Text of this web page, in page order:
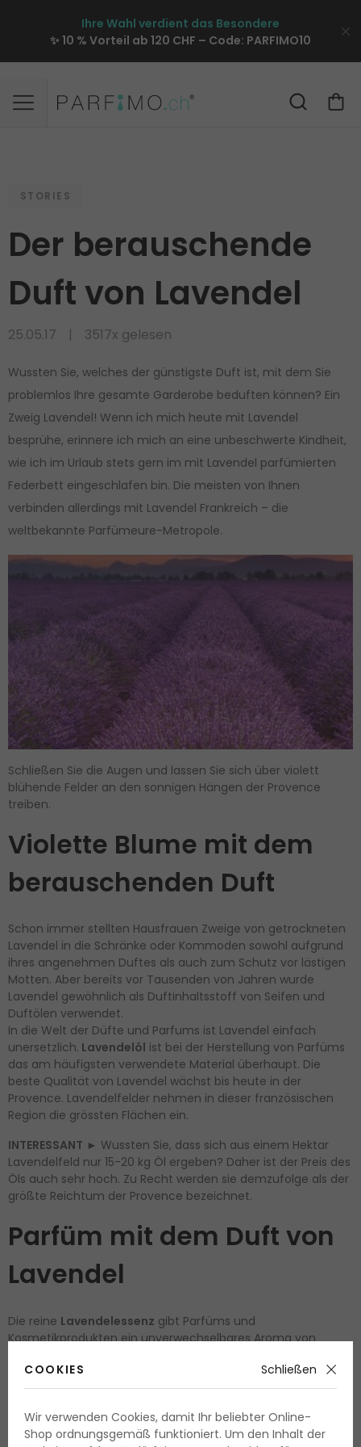
Ihre Wahl verdient das Besondere
✨ 10 % Vorteil ab 120 CHF – Code: PARFIMO10
STORIES
Der berauschende
Duft von Lavendel
25.05.17 3517x gelesen
Wussten Sie, welches der günstigste Duft ist, mit dem Sie
problemlos Ihre gesamte Garderobe beduften können? Ein
Zweig Lavendel! Wenn ich mich heute mit Lavendel
besprühe, erinnere ich mich an eine unbeschwerte Kindheit,
wie ich im Urlaub stets gern im mit Lavendel parfümierten
Federbett eingeschlafen bin. Die meisten von Ihnen
verbinden allerdings mit Lavendel Frankreich – die
weltbekannte Parfümeure-Metropole.
Schließen Sie die Augen und lassen Sie sich über violett
blühende Felder an den sonnigen Hängen der Provence
treiben.
Violette Blume mit dem
berauschenden Duft
Schon immer stellten Hausfrauen Zweige von getrockneten
Lavendel in die Schränke oder Kommoden sowohl aufgrund
ihres angenehmen Duftes als auch zum Schutz vor lästigen
Motten. Aber bereits vor Tausenden von Jahren wurde
Lavendel gewöhnlich als Duftinhaltsstoff von Seifen und
Duftölen verwendet.
In die Welt der Düfte und Parfums ist Lavendel einfach
unersetzlich. Lavendelöl ist bei der Herstellung von Parfüms
das am häufigsten verwendete Material überhaupt. Die
beste Qualität von Lavendel wächst bis heute in der
Provence. Lavendelfelder nehmen in dieser französischen
Region die grössten Flächen ein.
INTERESSANT ► Wussten Sie, dass sich aus einem Hektar
Lavendelfeld nur 15-20 kg Öl ergeben? Daher ist der Preis des
Öls auch sehr hoch. Zu Recht werden sie demzufolge als der
größte Reichtum der Provence bezeichnet.
Parfüm mit dem Duft von
Lavendel
Die reine Lavendelessenz gibt Parfüms und
Kosmetikprodukten ein unverwechselbares Aroma von
Hinzufügen von Lavendelöl in ein heißes Bad hilft perfekt den
gesamten Körper zu entspannen.
Am häufigsten wird es in den Kompositionen der Herrendüfte
verwendet, aber es gibt natürlich auch Lavendeldüfte, die
COOKIES Schließen
Wir verwenden Cookies, damit Ihr beliebter Online-
Shop ordnungsgemäß funktioniert. Um den Inhalt der